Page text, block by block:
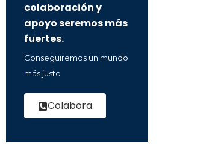
colaboración y
apoyo seremos más
fuertes.
Conseguiremos un mundo
más justo
Colabora